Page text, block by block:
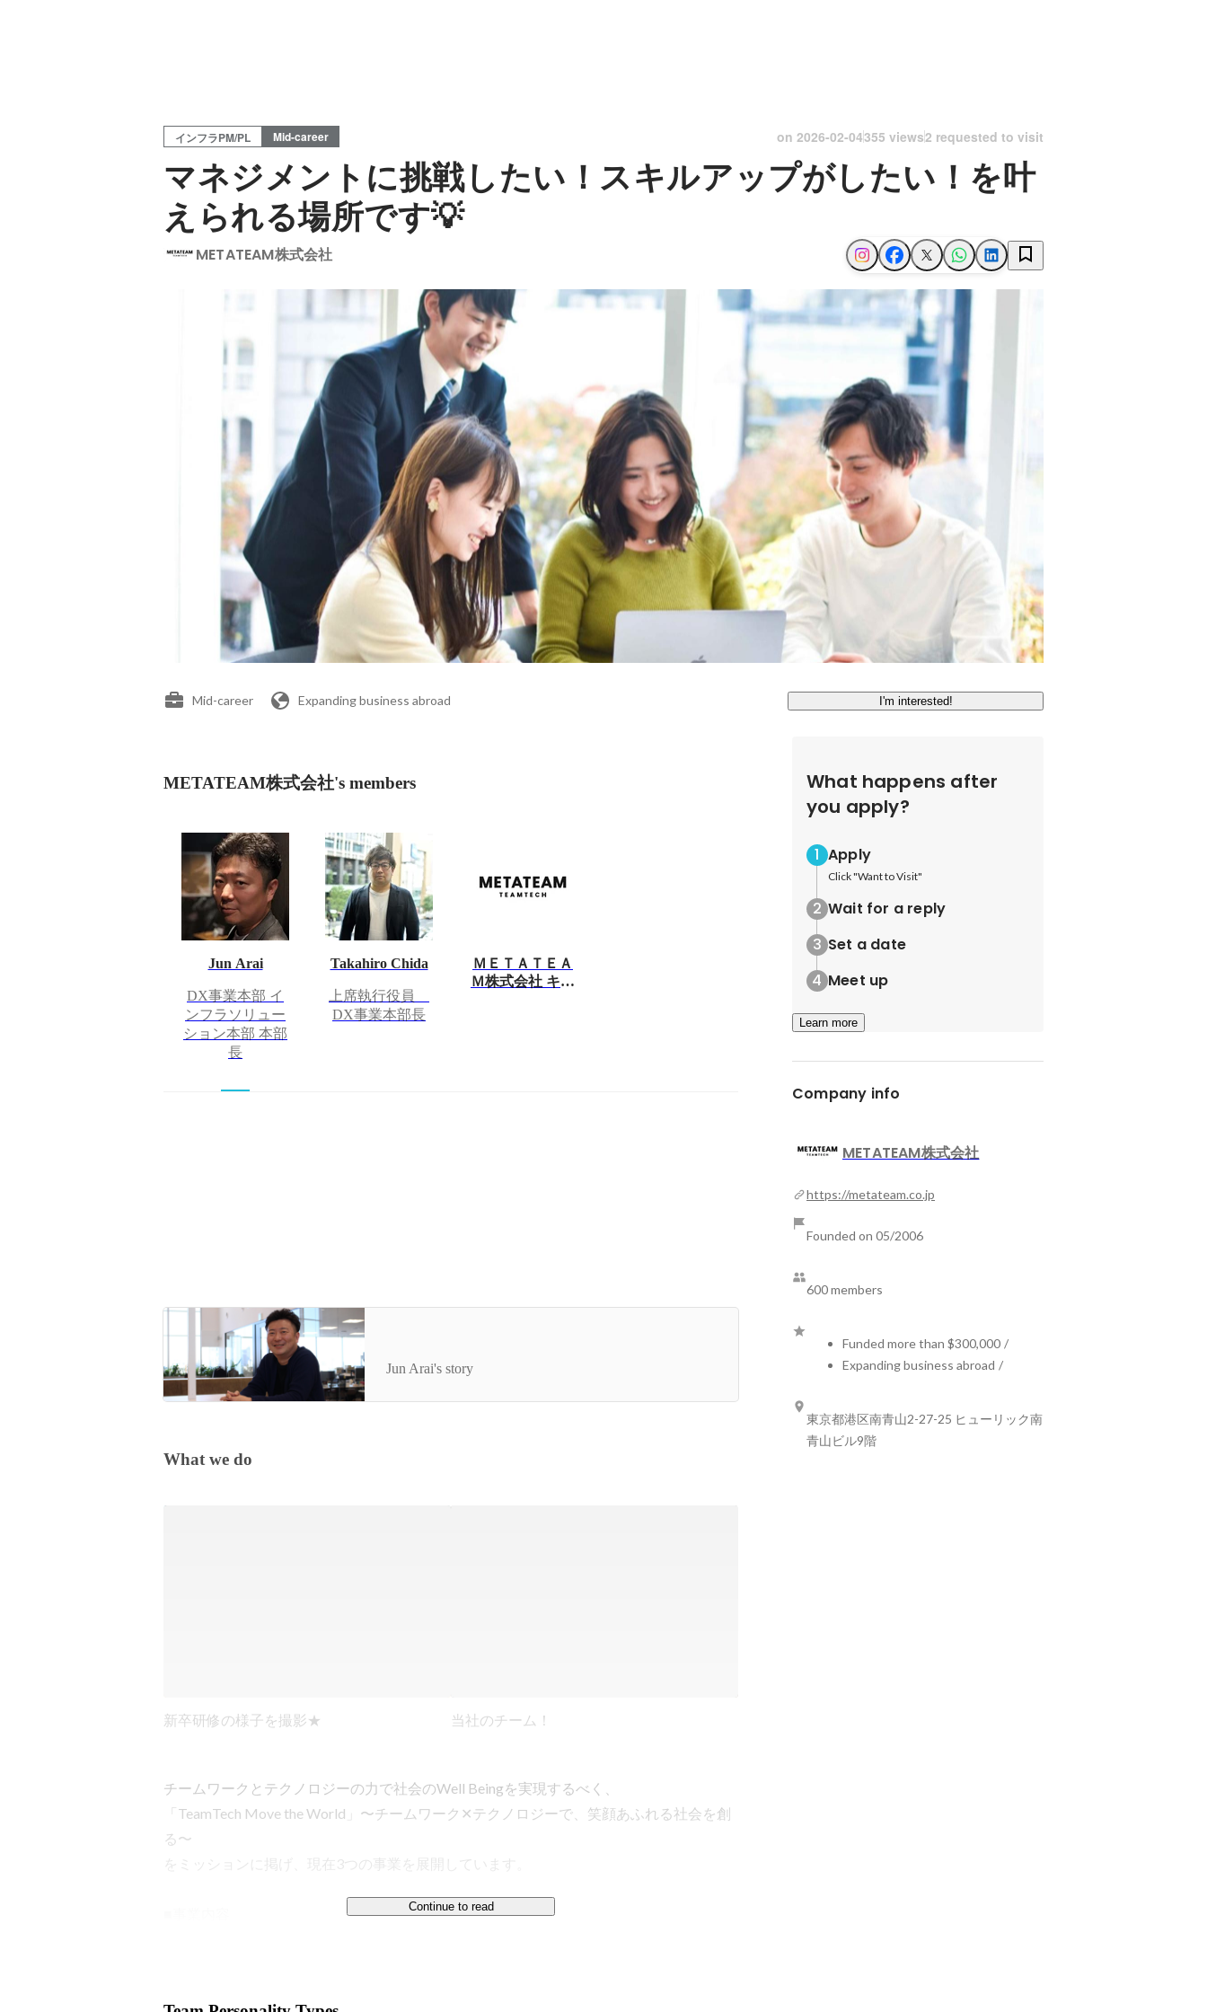
インフラPM/PL Mid-career on 2026-02-04355 views2 requested to visit
マネジメントに挑戦したい！スキルアップがしたい！を叶
えられる場所です💡
METATEAM株式会社
Mid-career Expanding business abroad I'm interested!
METATEAM株式会社's members
Jun Arai
DX事業本部 イ
ンフラソリュー
ション本部 本部
長
Takahiro Chida
上席執行役員
DX事業本部長
ＭＥＴＡＴＥＡ
Ｍ株式会社 キャ
ェクト成功に導くリーダーの秘訣
Jun Arai's story
What we do
新卒研修の様子を撮影★ 当社のチーム！
チームワークとテクノロジーの力で社会のWell Beingを実現するべく、
「TeamTech Move the World」〜チームワーク✕テクノロジーで、笑顔あふれる社会を創
る〜
をミッションに掲げ、現在3つの事業を展開しています。
Continue to read
What happens after
you apply?
Apply
Click "Want to Visit"
Wait for a reply
Set a date
Meet up
Learn more
Company info
METATEAM株式会社
https://metateam.co.jp
Founded on 05/2006
600 members
Funded more than $300,000 /
Expanding business abroad /
東京都港区南青山2-27-25 ヒューリック南
青山ビル9階